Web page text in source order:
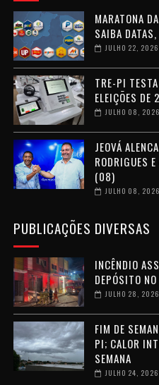
MARATONA
SAIBA
JULHO 22, 2026
TRE-PI
ELEIÇÕES DE
JULHO 08, 2026
JEOVÁ
RODRIGUES
(08)
JULHO 08, 2026
PUBLICAÇÕES DIVERSAS
INCÊNDIO
DEPÓSITO
JULHO 28, 2026
FIM DE
PI; CALOR
SEMANA
JULHO 24, 2026